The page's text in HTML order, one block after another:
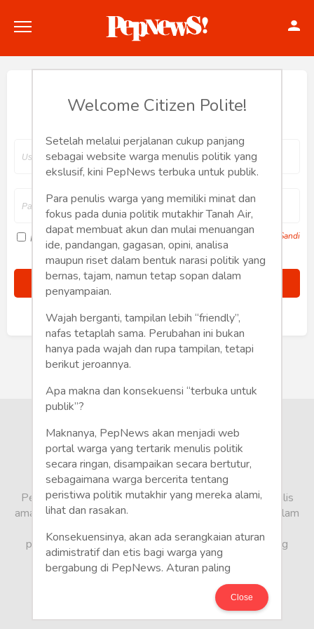
Politik
Hankam
Internasional
Bisnis
Humaniora
Sketsa
Tekno
Gaya
Wisata
Wanita
Hey, Welcome back.
Ingat saya Lupa Sandi
Buat Akun Baru
Welcome Citizen Polite!
Setelah melalui perjalanan cukup panjang
sebagai website warga menulis politik yang
ekslusif, kini PepNews terbuka untuk publik.
Para penulis warga yang memiliki minat dan
fokus pada dunia politik mutakhir Tanah Air,
dapat membuat akun dan mulai menuangan
ide, pandangan, gagasan, opini, analisa
maupun riset dalam bentuk narasi politik yang
bernas, tajam, namun tetap sopan dalam
penyampaian.
Wajah berganti, tampilan lebih “friendly”,
nafas tetaplah sama. Perubahan ini bukan
hanya pada wajah dan rupa tampilan, tetapi
berikut jeroannya.
Apa makna dan konsekuensi “terbuka untuk
publik”?
Maknanya, PepNews akan menjadi web
portal warga yang tertarik menulis politik
secara ringan, disampaikan secara bertutur,
sebagaimana warga bercerita tentang
peristiwa politik mutakhir yang mereka alami,
lihat dan rasakan.
Konsekuensinya, akan ada serangkaian aturan
adimistratif dan etis bagi warga yang
bergabung di PepNews. Aturan paling
mendasar adalah setiap penulis wajib
menggunakan identitas asli sesuai kartu
keterangan penduduk. Demikian juga foto
Close
PepNews.com adalah media warga, tempat bagi penulis
amatir dan profesional menyampaikan berbagai opini dalam
pandang tidak biasa, yang berbeda dari sudut pandang
berita media arus utama.